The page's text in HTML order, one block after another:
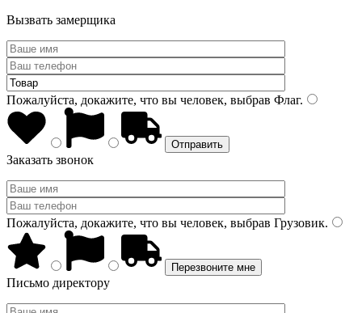
Вызвать замерщика
Пожалуйста, докажите, что вы человек, выбрав Флаг.
Заказать звонок
Пожалуйста, докажите, что вы человек, выбрав Грузовик.
Письмо директору